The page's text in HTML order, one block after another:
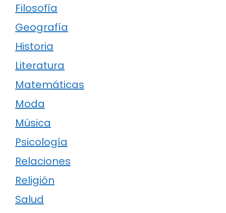
Filosofía
Geografía
Historia
Literatura
Matemáticas
Moda
Música
Psicología
Relaciones
Religión
Salud